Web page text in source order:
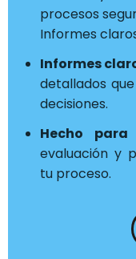
procesos
Informes
Informes
detallados
decisiones.
Hecho para
evaluación y
tu proceso.